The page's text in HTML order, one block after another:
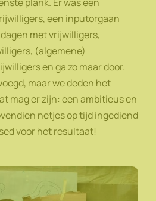
plank. Er was een
een inputorgaan
met vrijwilligers,
(algemene)
en ga zo maar door.
maar we deden het
mag er zijn: een ambitieus en
netjes op tijd ingediend
voor het resultaat!